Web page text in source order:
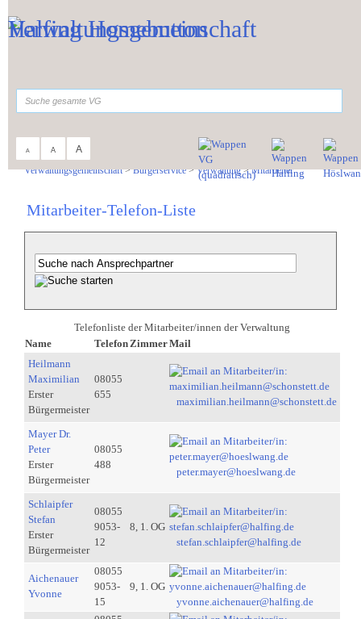
A A A
Verwaltungsgemeinschaft>Bürgerservice>Verwaltung>Mitarbeiter
Mitarbeiter-Telefon-Liste
Telefonliste der Mitarbeiter/innen der Verwaltung
Name
Telefon ZimmerMail
Heilmann
Maximilian
Erster
Bürgermeister
08055
655
maximilian.heilmann@schonstett.de
Mayer Dr.
Peter
Erster
Bürgermeister
08055
488
peter.mayer@hoeslwang.de
Schlaipfer
Stefan
Erster
Bürgermeister
08055
9053-
12
8, 1. OG
stefan.schlaipfer@halfing.de
Aichenauer
Yvonne
08055
9053-
15
9, 1. OG
yvonne.aichenauer@halfing.de